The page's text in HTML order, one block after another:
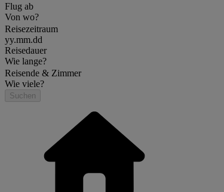
Flug ab
Von wo?
Reisezeitraum
yy.mm.dd
Reisedauer
Wie lange?
Reisende & Zimmer
Wie viele?
Suchen